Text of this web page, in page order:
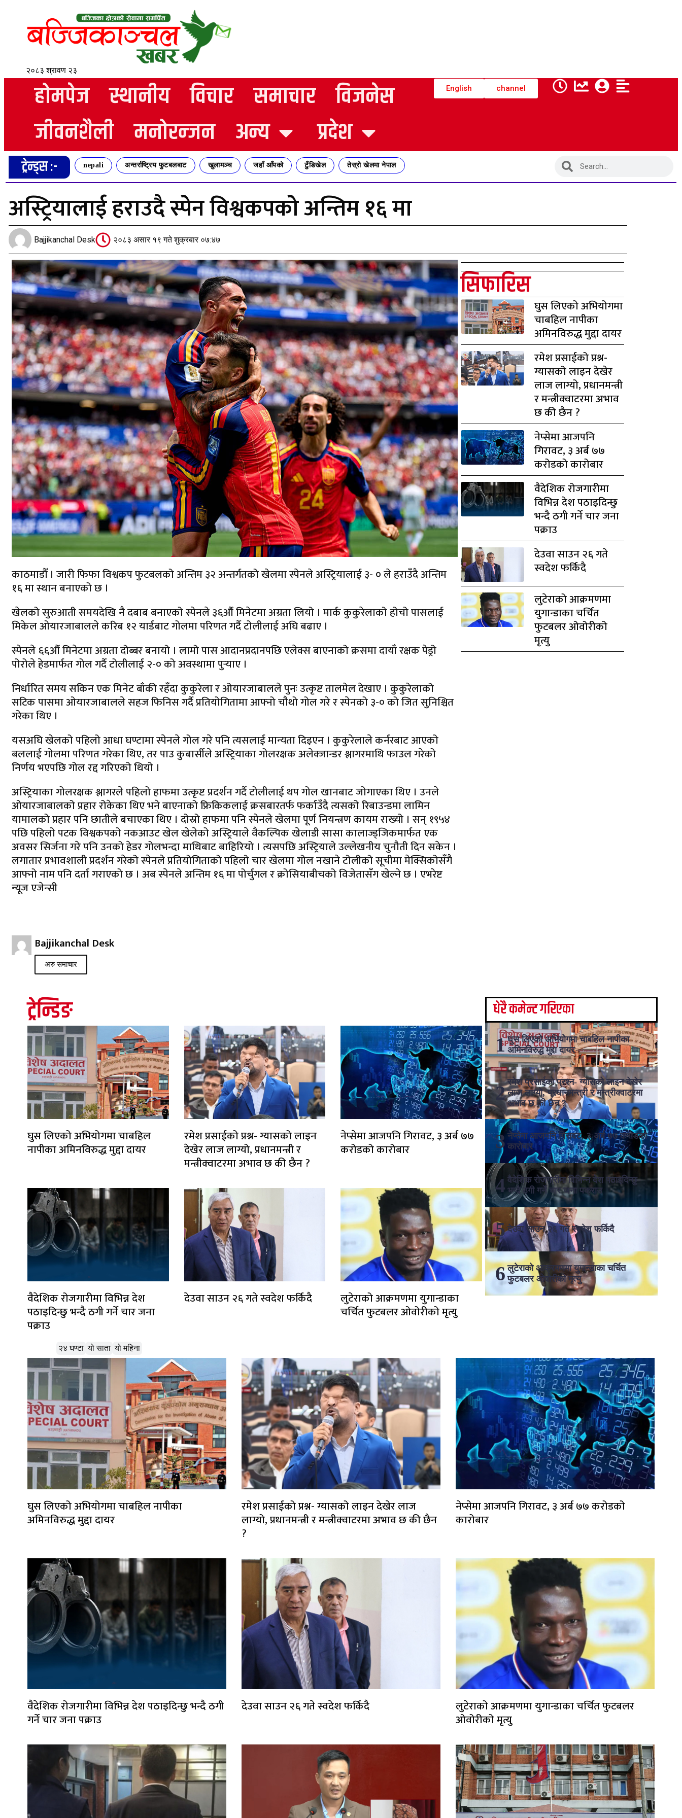
२०८३ श्रावण २३
होमपेज स्थानीय विचार समाचार विजनेस
जीवनशैली मनोरन्जन अन्य प्रदेश
English channel
ट्रेन्ड्स :- nepali अन्तर्राष्ट्रिय फुटबलबाट खुलामञ्च जहाँ आँपको टुँडिखेल तेस्रो खेलमा नेपाल
अस्ट्रियालाई हराउदै स्पेन विश्वकपको अन्तिम १६ मा
Bajjikanchal Desk २०८३ असार १९ गते शुक्रबार ०७:४७
काठमाडौँ । जारी फिफा विश्वकप फुटबलको अन्तिम ३२ अन्तर्गतको खेलमा स्पेनले अस्ट्रियालाई ३- ० ले हराउँदै अन्तिम
१६ मा स्थान बनाएको छ ।
खेलको सुरुआती समयदेखि नै दबाब बनाएको स्पेनले ३६औँ मिनेटमा अग्रता लियो । मार्क कुकुरेलाको होचो पासलाई
मिकेल ओयारजाबालले करिब १२ यार्डबाट गोलमा परिणत गर्दै टोलीलाई अघि बढाए ।
स्पेनले ६६औँ मिनेटमा अग्रता दोब्बर बनायो । लामो पास आदानप्रदानपछि एलेक्स बाएनाको क्रसमा दायाँ रक्षक पेड्रो
पोरोले हेडमार्फत गोल गर्दै टोलीलाई २-० को अवस्थामा पुर्‍याए ।
निर्धारित समय सकिन एक मिनेट बाँकी रहँदा कुकुरेला र ओयारजाबालले पुनः उत्कृष्ट तालमेल देखाए । कुकुरेलाको
सटिक पासमा ओयारजाबालले सहज फिनिस गर्दै प्रतियोगितामा आफ्नो चौथो गोल गरे र स्पेनको ३-० को जित सुनिश्चित
गरेका थिए ।
यसअघि खेलको पहिलो आधा घण्टामा स्पेनले गोल गरे पनि त्यसलाई मान्यता दिइएन । कुकुरेलाले कर्नरबाट आएको
बललाई गोलमा परिणत गरेका थिए, तर पाउ कुबार्सीले अस्ट्रियाका गोलरक्षक अलेक्जान्डर श्लागरमाथि फाउल गरेको
निर्णय भएपछि गोल रद्द गरिएको थियो ।
अस्ट्रियाका गोलरक्षक श्लागरले पहिलो हाफमा उत्कृष्ट प्रदर्शन गर्दै टोलीलाई थप गोल खानबाट जोगाएका थिए । उनले
ओयारजाबालको प्रहार रोकेका थिए भने बाएनाको फ्रिकिकलाई क्रसबारतर्फ फर्काउँदै त्यसको रिबाउन्डमा लामिन
यामालको प्रहार पनि छातीले बचाएका थिए । दोस्रो हाफमा पनि स्पेनले खेलमा पूर्ण नियन्त्रण कायम राख्यो । सन् १९५४
पछि पहिलो पटक विश्वकपको नकआउट खेल खेलेको अस्ट्रियाले वैकल्पिक खेलाडी सासा कालाज्ड्जिकमार्फत एक
अवसर सिर्जना गरे पनि उनको हेडर गोलभन्दा माथिबाट बाहिरियो । त्यसपछि अस्ट्रियाले उल्लेखनीय चुनौती दिन सकेन ।
लगातार प्रभावशाली प्रदर्शन गरेको स्पेनले प्रतियोगिताको पहिलो चार खेलमा गोल नखाने टोलीको सूचीमा मेक्सिकोसँगै
आफ्नो नाम पनि दर्ता गराएको छ । अब स्पेनले अन्तिम १६ मा पोर्चुगल र क्रोसियाबीचको विजेतासँग खेल्ने छ । एभरेष्ट
न्यूज एजेन्सी
Bajjikanchal Desk
अरु समाचार
सिफारिस
घुस लिएको अभियोगमा
चाबहिल नापीका
अमिनविरुद्ध मुद्दा दायर
रमेश प्रसाईको प्रश्न-
ग्यासको लाइन देखेर
लाज लाग्यो, प्रधानमन्त्री
र मन्त्रीक्वाटरमा अभाव
छ की छैन ?
नेप्सेमा आजपनि
गिरावट, ३ अर्ब ७७
करोडको कारोबार
वैदेशिक रोजगारीमा
विभिन्न देश पठाइदिन्छु
भन्दै ठगी गर्ने चार जना
पक्राउ
देउवा साउन २६ गते
स्वदेश फर्किदै
लुटेराको आक्रमणमा
युगान्डाका चर्चित
फुटबलर ओवोरीको
मृत्यु
ट्रेन्डिङ
घुस लिएको अभियोगमा चाबहिल
नापीका अमिनविरुद्ध मुद्दा दायर
रमेश प्रसाईको प्रश्न- ग्यासको लाइन
देखेर लाज लाग्यो, प्रधानमन्त्री र
मन्त्रीक्वाटरमा अभाव छ की छैन ?
नेप्सेमा आजपनि गिरावट, ३ अर्ब ७७
करोडको कारोबार
वैदेशिक रोजगारीमा विभिन्न देश
पठाइदिन्छु भन्दै ठगी गर्ने चार जना
पक्राउ
देउवा साउन २६ गते स्वदेश फर्किदै लुटेराको आक्रमणमा युगान्डाका
चर्चित फुटबलर ओवोरीको मृत्यु
धेरै कमेन्ट गरिएका
घुस लिएको अभियोगमा चाबहिल नापीका
अमिनविरुद्ध मुद्दा दायर
रमेश प्रसाईको प्रश्न- ग्यासको लाइन देखेर
लाज लाग्यो, प्रधानमन्त्री र मन्त्रीक्वाटरमा
अभाव छ की छैन ?
नेप्सेमा आजपनि गिरावट, ३ अर्ब ७७ करोडको
कारोबार
वैदेशिक रोजगारीमा विभिन्न देश पठाइदिन्छु
भन्दै ठगी गर्ने चार जना पक्राउ
देउवा साउन २६ गते स्वदेश फर्किदै
लुटेराको आक्रमणमा युगान्डाका चर्चित
फुटबलर ओवोरीको मृत्यु
२४ घण्टा यो साता यो महिना
घुस लिएको अभियोगमा चाबहिल नापीका
अमिनविरुद्ध मुद्दा दायर
रमेश प्रसाईको प्रश्न- ग्यासको लाइन देखेर लाज
लाग्यो, प्रधानमन्त्री र मन्त्रीक्वाटरमा अभाव छ की छैन
?
नेप्सेमा आजपनि गिरावट, ३ अर्ब ७७ करोडको
कारोबार
वैदेशिक रोजगारीमा विभिन्न देश पठाइदिन्छु भन्दै ठगी
गर्ने चार जना पक्राउ
देउवा साउन २६ गते स्वदेश फर्किदै लुटेराको आक्रमणमा युगान्डाका चर्चित फुटबलर
ओवोरीको मृत्यु